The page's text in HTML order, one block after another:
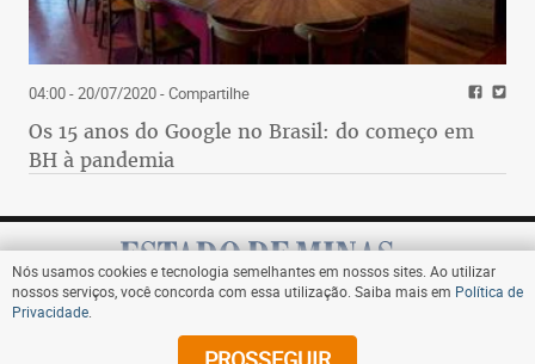
04:00 - 20/07/2020- Compartilhe
Os 15 anos do Google no Brasil: do começo em
BH à pandemia
Assine
Nós usamos cookies e tecnologia semelhantes em nossos sites. Ao utilizar
nossos serviços, você concorda com essa utilização. Saiba mais em Política de
Privacidade